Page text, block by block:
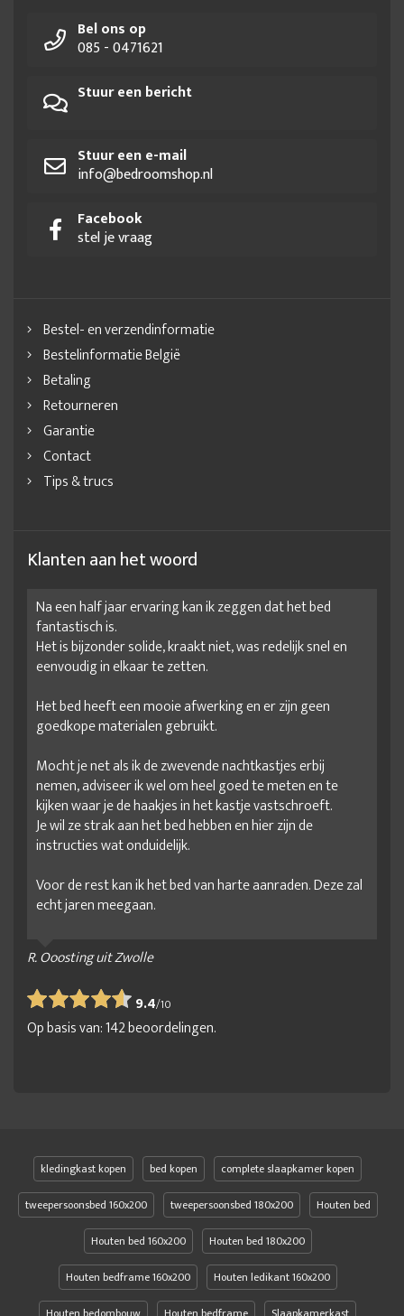
Bel ons op
085 - 0471621
Stuur een bericht
Stuur een e-mail
info@bedroomshop.nl
Facebook
stel je vraag
Bestel- en verzendinformatie
Bestelinformatie België
Betaling
Retourneren
Garantie
Contact
Tips & trucs
Klanten aan het woord
Na een half jaar ervaring kan ik zeggen dat het bed
fantastisch is.
Het is bijzonder solide, kraakt niet, was redelijk snel en
eenvoudig in elkaar te zetten.
Het bed heeft een mooie afwerking en er zijn geen
goedkope materialen gebruikt.
Mocht je net als ik de zwevende nachtkastjes erbij
nemen, adviseer ik wel om heel goed te meten en te
kijken waar je de haakjes in het kastje vastschroeft.
Je wil ze strak aan het bed hebben en hier zijn de
instructies wat onduidelijk.
Voor de rest kan ik het bed van harte aanraden. Deze zal
echt jaren meegaan.
R. Ooosting uit Zwolle
9.4/10
Op basis van:142beoordelingen.
kledingkast kopen bed kopen
complete slaapkamer kopen
tweepersoonsbed 160x200
tweepersoonsbed 180x200
Houten bed
Houten bed 160x200
Houten bed 180x200
Houten bedframe 160x200
Houten ledikant 160x200